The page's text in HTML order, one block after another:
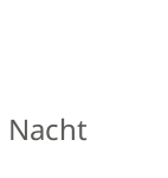
Nacht